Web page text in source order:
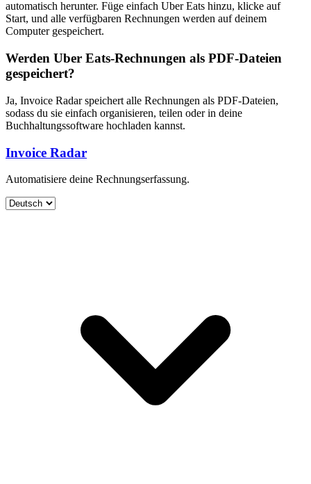
automatisch herunter. Füge einfach Uber Eats hinzu, klicke auf
Start, und alle verfügbaren Rechnungen werden auf deinem
Computer gespeichert.
Werden Uber Eats-Rechnungen als PDF-Dateien
gespeichert?
Ja, Invoice Radar speichert alle Rechnungen als PDF-Dateien,
sodass du sie einfach organisieren, teilen oder in deine
Buchhaltungssoftware hochladen kannst.
Invoice Radar
Automatisiere deine Rechnungserfassung.